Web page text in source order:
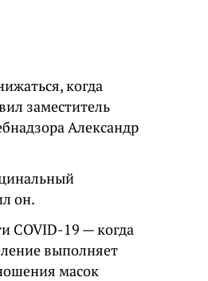
когда
заместитель
Александр
он.
COVID-19 — когда
выполняет
масок